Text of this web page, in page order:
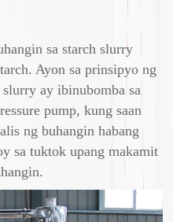
sa starch slurry
Ayon sa prinsipyo ng
ay ibinubomba sa
pump, kung saan
ng buhangin habang
sa tuktok upang makamit